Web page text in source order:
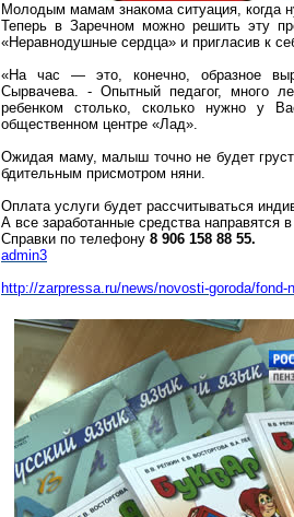
Молодым мамам знакома ситуация, когда
Теперь в Заречном можно решить эту
«Неравнодушные сердца» и пригласив к
«На час — это, конечно, образное
Сырвачева. - Опытный педагог, много
ребенком столько, сколько нужно у
общественном центре «Лад».
Ожидая маму, малыш точно не будет
бдительным присмотром няни.
Оплата услуги будет рассчитываться
А все заработанные средства направятся
Справки по телефону 8 906 158 88 55.
admin3
http://zarpressa.ru/news/novosti-goroda/